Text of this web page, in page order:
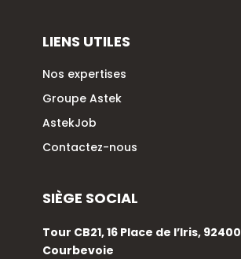
LIENS UTILES
Nos expertises
Groupe Astek
AstekJob
Contactez-nous
SIÈGE SOCIAL
Tour CB21, 16 Place de l’Iris, 92400
Courbevoie